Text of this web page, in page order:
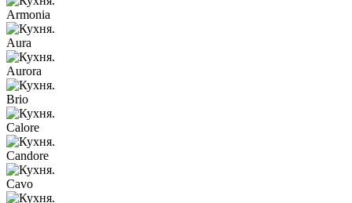
Armonia
Aura
Aurora
Brio
Calore
Candore
Cavo